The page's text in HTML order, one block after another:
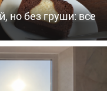
но без груши: все